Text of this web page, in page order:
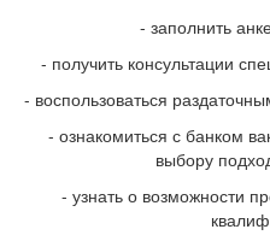
- заполнить
- получить консультации
- воспользоваться
- ознакомиться с банком
выбору
- узнать о возможности